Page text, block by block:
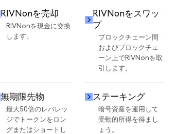
RIVNonを売却
RIVNonを現金に交換
します。
RIVNonをスワッ
プ
ブロックチェーン間
およびブロックチェ
ーン上でRIVNonを取
引します。
無期限先物
最大50倍のレバレッ
ジでトークンをロン
グまたはショートし
ステーキング
暗号資産を運用して
受動的所得を得まし
ょう。